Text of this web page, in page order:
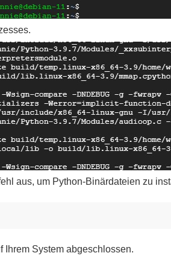
aus, um Python-Binärdateien zu
Ihrem System abgeschlossen.